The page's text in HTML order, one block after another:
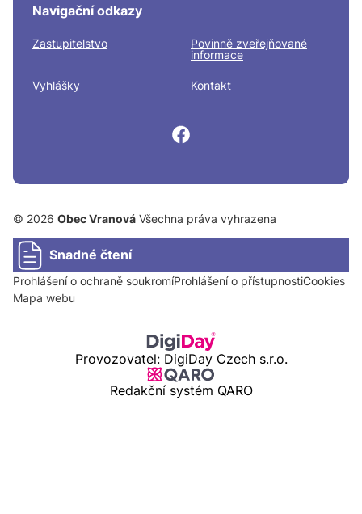
Navigační odkazy
Zastupitelstvo
Povinně zveřejňované
informace
Vyhlášky Kontakt
© 2026 Obec Vranová Všechna práva vyhrazena
Snadné čtení
Prohlášení o ochraně soukromíProhlášení o přístupnostiCookies
Mapa webu
Provozovatel: DigiDay Czech s.r.o.
Redakční systém QARO